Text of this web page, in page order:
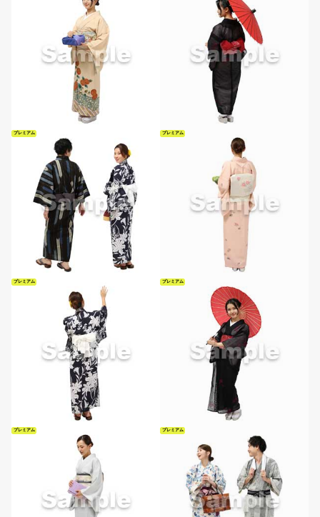
プレミアム プレミアム
プレミアム プレミアム
プレミアム プレミアム